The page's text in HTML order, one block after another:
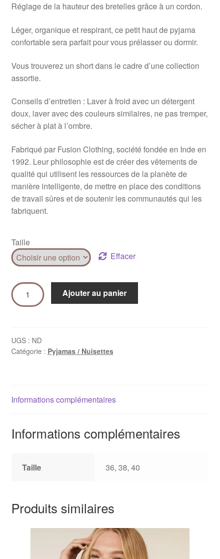
Réglage de la hauteur des bretelles grâce à un cordon.
Léger, organique et respirant, ce petit haut de pyjama
confortable sera parfait pour vous prélasser ou dormir.
Vous trouverez un short dans le cadre d’une collection
assortie.
Conseils d’entretien : Laver à froid avec un détergent
doux, laver avec des couleurs similaires, ne pas tremper,
sécher à plat à l’ombre.
Fabriqué par Fusion Clothing, société fondée en Inde en
1992. Leur philosophie est de créer des vêtements de
qualité qui utilisent les ressources de la planète de
manière intelligente, de mettre en place des conditions
de travail sûres et de soutenir les communautés qui les
fabriquent.
Taille
Effacer
Ajouter au panier
UGS : ND
Catégorie : Pyjamas / Nuisettes
Informations complémentaires
Informations complémentaires
Taille 36, 38, 40
Produits similaires